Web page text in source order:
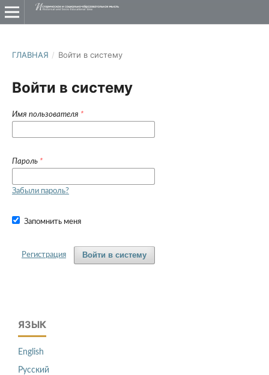
ГЛАВНАЯ / Войти в систему
Войти в систему
Имя пользователя *
Пароль *
Забыли пароль?
Запомнить меня
Войти в систему
Регистрация
ЯЗЫК
English
Русский